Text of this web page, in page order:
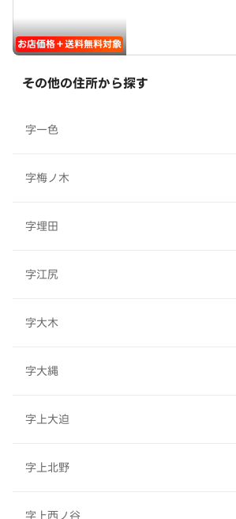
お店価格＋送料無料対象
その他の住所から探す
字一色
字梅ノ木
字埋田
字江尻
字大木
字大縄
字上大迫
字上北野